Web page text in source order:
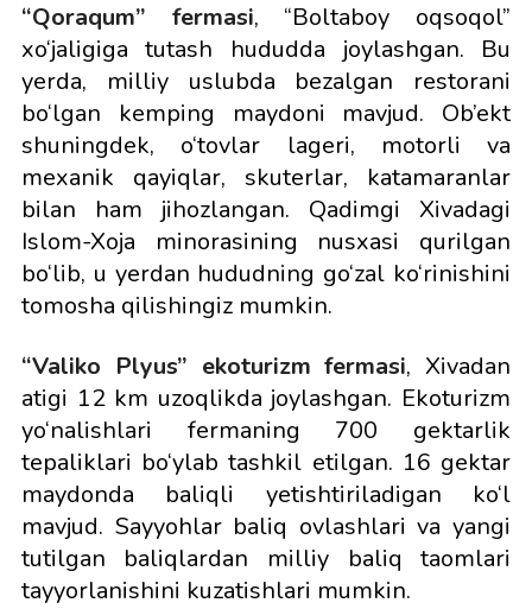
“Qoraqum” fermasi, “Boltaboy oqsoqol”
xo‘jaligiga tutash hududda joylashgan. Bu
yerda, milliy uslubda bezalgan restorani
bo‘lgan kemping maydoni mavjud. Ob’ekt
shuningdek, o‘tovlar lageri, motorli va
mexanik qayiqlar, skuterlar, katamaranlar
bilan ham jihozlangan. Qadimgi Xivadagi
Islom-Xoja minorasining nusxasi qurilgan
bo‘lib, u yerdan hududning go‘zal ko‘rinishini
tomosha qilishingiz mumkin.
“Valiko Plyus” ekoturizm fermasi, Xivadan
atigi 12 km uzoqlikda joylashgan. Ekoturizm
yo‘nalishlari fermaning 700 gektarlik
tepaliklari bo‘ylab tashkil etilgan. 16 gektar
maydonda baliqli yetishtiriladigan ko‘l
mavjud. Sayyohlar baliq ovlashlari va yangi
tutilgan baliqlardan milliy baliq taomlari
tayyorlanishini kuzatishlari mumkin.